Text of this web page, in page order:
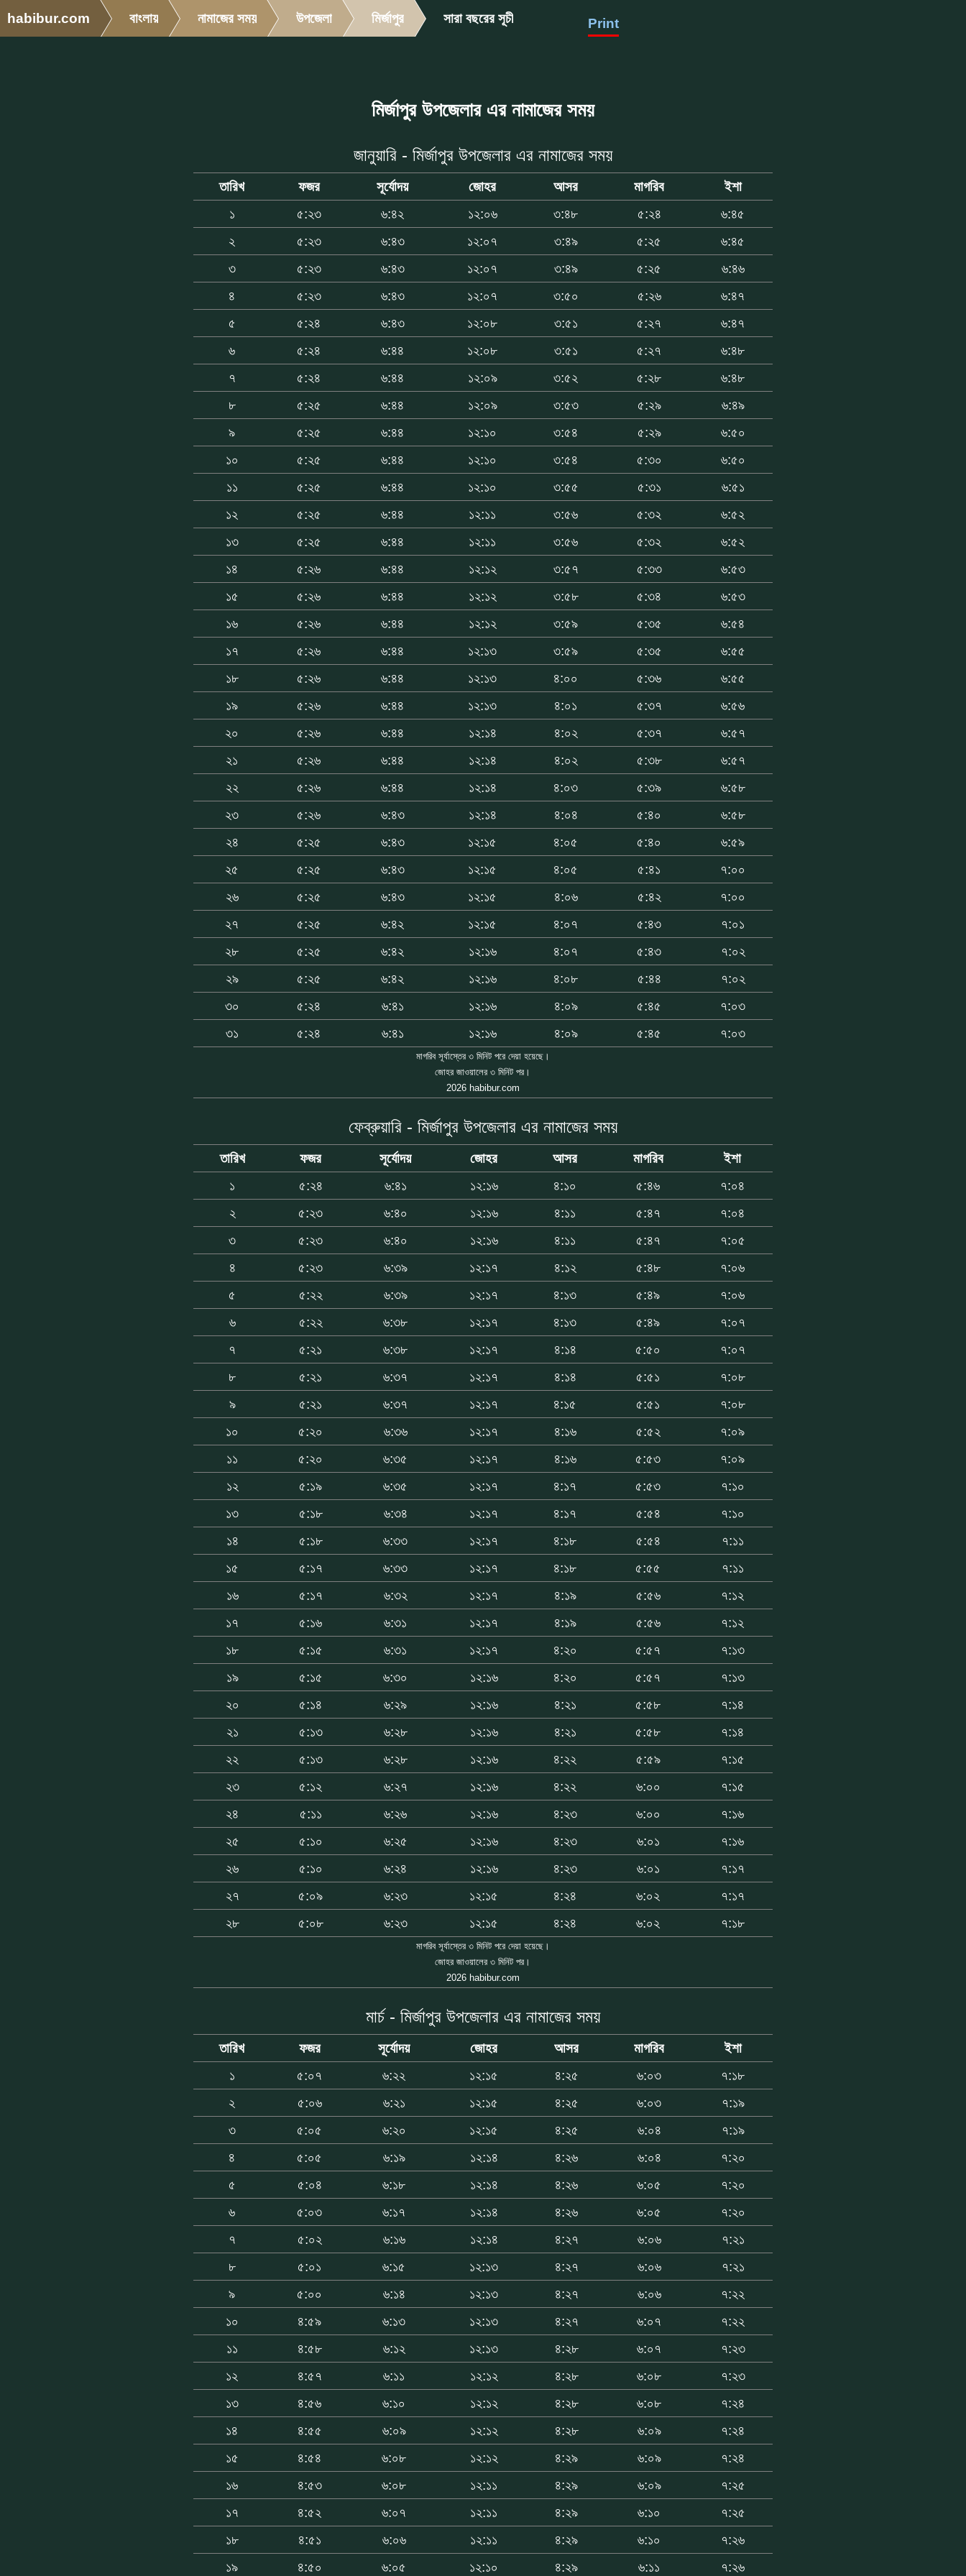
habibur.com বাংলায় নামাজের সময় উপজেলা মির্জাপুর সারা বছরের সূচী Print
মির্জাপুর উপজেলার এর নামাজের সময়
জানুয়ারি - মির্জাপুর উপজেলার এর নামাজের সময়
তারিখ ফজর সূর্যোদয় জোহর আসর মাগরিব
ইশা
১
৫:২৩ ৬:৪২ ১২:০৬ ৩:৪৮ ৫:২৪
৬:৪৫
২
৫:২৩ ৬:৪৩ ১২:০৭ ৩:৪৯ ৫:২৫
৬:৪৫
৩
৫:২৩ ৬:৪৩ ১২:০৭ ৩:৪৯ ৫:২৫
৬:৪৬
৪
৫:২৩ ৬:৪৩ ১২:০৭ ৩:৫০ ৫:২৬
৬:৪৭
৫
৫:২৪ ৬:৪৩ ১২:০৮ ৩:৫১ ৫:২৭
৬:৪৭
৬
৫:২৪ ৬:৪৪ ১২:০৮ ৩:৫১ ৫:২৭
৬:৪৮
৭
৫:২৪ ৬:৪৪ ১২:০৯ ৩:৫২ ৫:২৮
৬:৪৮
৮
৫:২৫ ৬:৪৪ ১২:০৯ ৩:৫৩ ৫:২৯
৬:৪৯
৯
৫:২৫ ৬:৪৪ ১২:১০ ৩:৫৪ ৫:২৯
৬:৫০
১০
৫:২৫ ৬:৪৪ ১২:১০ ৩:৫৪ ৫:৩০
৬:৫০
১১
৫:২৫ ৬:৪৪ ১২:১০ ৩:৫৫ ৫:৩১
৬:৫১
১২
৫:২৫ ৬:৪৪ ১২:১১ ৩:৫৬ ৫:৩২
৬:৫২
১৩
৫:২৫ ৬:৪৪ ১২:১১ ৩:৫৬ ৫:৩২
৬:৫২
১৪
৫:২৬ ৬:৪৪ ১২:১২ ৩:৫৭ ৫:৩৩
৬:৫৩
১৫
৫:২৬ ৬:৪৪ ১২:১২ ৩:৫৮ ৫:৩৪
৬:৫৩
১৬
৫:২৬ ৬:৪৪ ১২:১২ ৩:৫৯ ৫:৩৫
৬:৫৪
১৭
৫:২৬ ৬:৪৪ ১২:১৩ ৩:৫৯ ৫:৩৫
৬:৫৫
১৮
৫:২৬ ৬:৪৪ ১২:১৩ ৪:০০ ৫:৩৬
৬:৫৫
১৯
৫:২৬ ৬:৪৪ ১২:১৩ ৪:০১ ৫:৩৭
৬:৫৬
২০
৫:২৬ ৬:৪৪ ১২:১৪ ৪:০২ ৫:৩৭
৬:৫৭
২১
৫:২৬ ৬:৪৪ ১২:১৪ ৪:০২ ৫:৩৮
৬:৫৭
২২
৫:২৬ ৬:৪৪ ১২:১৪ ৪:০৩ ৫:৩৯
৬:৫৮
২৩
৫:২৬ ৬:৪৩ ১২:১৪ ৪:০৪ ৫:৪০
৬:৫৮
২৪
৫:২৫ ৬:৪৩ ১২:১৫ ৪:০৫ ৫:৪০
৬:৫৯
২৫
৫:২৫ ৬:৪৩ ১২:১৫ ৪:০৫ ৫:৪১
৭:০০
২৬
৫:২৫ ৬:৪৩ ১২:১৫ ৪:০৬ ৫:৪২
৭:০০
২৭
৫:২৫ ৬:৪২ ১২:১৫ ৪:০৭ ৫:৪৩
৭:০১
২৮
৫:২৫ ৬:৪২ ১২:১৬ ৪:০৭ ৫:৪৩
৭:০২
২৯
৫:২৫ ৬:৪২ ১২:১৬ ৪:০৮ ৫:৪৪
৭:০২
৩০
৫:২৪ ৬:৪১ ১২:১৬ ৪:০৯ ৫:৪৫
৭:০৩
৩১
৫:২৪ ৬:৪১ ১২:১৬ ৪:০৯ ৫:৪৫ ৭:০৩
মাগরিব সূর্যাস্তের ৩ মিনিট পরে দেয়া হয়েছে।
জোহর জাওয়ালের ৩ মিনিট পর।
2026 habibur.com
ফেব্রুয়ারি - মির্জাপুর উপজেলার এর নামাজের সময়
তারিখ ফজর সূর্যোদয় জোহর আসর মাগরিব
ইশা
১
৫:২৪ ৬:৪১ ১২:১৬ ৪:১০ ৫:৪৬
৭:০৪
২
৫:২৩ ৬:৪০ ১২:১৬ ৪:১১ ৫:৪৭
৭:০৪
৩
৫:২৩ ৬:৪০ ১২:১৬ ৪:১১ ৫:৪৭
৭:০৫
৪
৫:২৩ ৬:৩৯ ১২:১৭ ৪:১২ ৫:৪৮
৭:০৬
৫
৫:২২ ৬:৩৯ ১২:১৭ ৪:১৩ ৫:৪৯
৭:০৬
৬
৫:২২ ৬:৩৮ ১২:১৭ ৪:১৩ ৫:৪৯
৭:০৭
৭
৫:২১ ৬:৩৮ ১২:১৭ ৪:১৪ ৫:৫০
৭:০৭
৮
৫:২১ ৬:৩৭ ১২:১৭ ৪:১৪ ৫:৫১
৭:০৮
৯
৫:২১ ৬:৩৭ ১২:১৭ ৪:১৫ ৫:৫১
৭:০৮
১০
৫:২০ ৬:৩৬ ১২:১৭ ৪:১৬ ৫:৫২
৭:০৯
১১
৫:২০ ৬:৩৫ ১২:১৭ ৪:১৬ ৫:৫৩
৭:০৯
১২
৫:১৯ ৬:৩৫ ১২:১৭ ৪:১৭ ৫:৫৩
৭:১০
১৩
৫:১৮ ৬:৩৪ ১২:১৭ ৪:১৭ ৫:৫৪
৭:১০
১৪
৫:১৮ ৬:৩৩ ১২:১৭ ৪:১৮ ৫:৫৪
৭:১১
১৫
৫:১৭ ৬:৩৩ ১২:১৭ ৪:১৮ ৫:৫৫
৭:১১
১৬
৫:১৭ ৬:৩২ ১২:১৭ ৪:১৯ ৫:৫৬
৭:১২
১৭
৫:১৬ ৬:৩১ ১২:১৭ ৪:১৯ ৫:৫৬
৭:১২
১৮
৫:১৫ ৬:৩১ ১২:১৭ ৪:২০ ৫:৫৭
৭:১৩
১৯
৫:১৫ ৬:৩০ ১২:১৬ ৪:২০ ৫:৫৭
৭:১৩
২০
৫:১৪ ৬:২৯ ১২:১৬ ৪:২১ ৫:৫৮
৭:১৪
২১
৫:১৩ ৬:২৮ ১২:১৬ ৪:২১ ৫:৫৮
৭:১৪
২২
৫:১৩ ৬:২৮ ১২:১৬ ৪:২২ ৫:৫৯
৭:১৫
২৩
৫:১২ ৬:২৭ ১২:১৬ ৪:২২ ৬:০০
৭:১৫
২৪
৫:১১ ৬:২৬ ১২:১৬ ৪:২৩ ৬:০০
৭:১৬
২৫
৫:১০ ৬:২৫ ১২:১৬ ৪:২৩ ৬:০১
৭:১৬
২৬
৫:১০ ৬:২৪ ১২:১৬ ৪:২৩ ৬:০১
৭:১৭
২৭
৫:০৯ ৬:২৩ ১২:১৫ ৪:২৪ ৬:০২
৭:১৭
২৮
৫:০৮ ৬:২৩ ১২:১৫ ৪:২৪ ৬:০২ ৭:১৮
মাগরিব সূর্যাস্তের ৩ মিনিট পরে দেয়া হয়েছে।
জোহর জাওয়ালের ৩ মিনিট পর।
2026 habibur.com
মার্চ - মির্জাপুর উপজেলার এর নামাজের সময়
তারিখ ফজর সূর্যোদয় জোহর আসর মাগরিব
ইশা
১
৫:০৭ ৬:২২ ১২:১৫ ৪:২৫ ৬:০৩
৭:১৮
২
৫:০৬ ৬:২১ ১২:১৫ ৪:২৫ ৬:০৩
৭:১৯
৩
৫:০৫ ৬:২০ ১২:১৫ ৪:২৫ ৬:০৪
৭:১৯
৪
৫:০৫ ৬:১৯ ১২:১৪ ৪:২৬ ৬:০৪
৭:২০
৫
৫:০৪ ৬:১৮ ১২:১৪ ৪:২৬ ৬:০৫
৭:২০
৬
৫:০৩ ৬:১৭ ১২:১৪ ৪:২৬ ৬:০৫
৭:২০
৭
৫:০২ ৬:১৬ ১২:১৪ ৪:২৭ ৬:০৬
৭:২১
৮
৫:০১ ৬:১৫ ১২:১৩ ৪:২৭ ৬:০৬
৭:২১
৯
৫:০০ ৬:১৪ ১২:১৩ ৪:২৭ ৬:০৬
৭:২২
১০
৪:৫৯ ৬:১৩ ১২:১৩ ৪:২৭ ৬:০৭
৭:২২
১১
৪:৫৮ ৬:১২ ১২:১৩ ৪:২৮ ৬:০৭
৭:২৩
১২
৪:৫৭ ৬:১১ ১২:১২ ৪:২৮ ৬:০৮
৭:২৩
১৩
৪:৫৬ ৬:১০ ১২:১২ ৪:২৮ ৬:০৮
৭:২৪
১৪
৪:৫৫ ৬:০৯ ১২:১২ ৪:২৮ ৬:০৯
৭:২৪
১৫
৪:৫৪ ৬:০৮ ১২:১২ ৪:২৯ ৬:০৯
৭:২৪
১৬
৪:৫৩ ৬:০৮ ১২:১১ ৪:২৯ ৬:০৯
৭:২৫
১৭
৪:৫২ ৬:০৭ ১২:১১ ৪:২৯ ৬:১০
৭:২৫
১৮
৪:৫১ ৬:০৬ ১২:১১ ৪:২৯ ৬:১০
৭:২৬
১৯
৪:৫০ ৬:০৫ ১২:১০ ৪:২৯ ৬:১১ ৭:২৬